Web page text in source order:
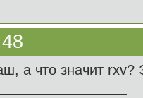
а что значит rxv?